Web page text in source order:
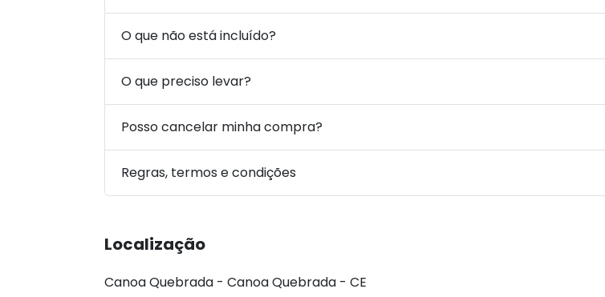
O que não está incluído?
O que preciso levar?
Posso cancelar minha compra?
Regras, termos e condições
Localização
Canoa Quebrada - Canoa Quebrada - CE